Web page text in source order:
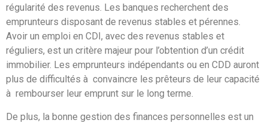
régularité des revenus. Les banques recherchent des
emprunteurs disposant de revenus stables et pérennes.
Avoir un emploi en CDI, avec des revenus stables et
réguliers, est un critère majeur pour l’obtention d’un crédit
immobilier. Les emprunteurs indépendants ou en CDD auront
plus de difficultés à convaincre les prêteurs de leur capacité
à rembourser leur emprunt sur le long terme.
De plus, la bonne gestion des finances personnelles est un